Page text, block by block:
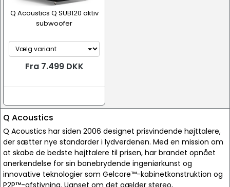
Q Acoustics Q SUB120 aktiv
subwoofer
Fra 7.499 DKK
Q Acoustics
Q Acoustics har siden 2006 designet prisvindende højttalere,
der sætter nye standarder i lydverdenen. Med en mission om
at skabe de bedste højttalere til prisen, har brandet opnået
anerkendelse for sin banebrydende ingeniørkunst og
innovative teknologier som Gelcore™-kabinetkonstruktion og
P2P™-afstivning. Uanset om det gælder stereo,